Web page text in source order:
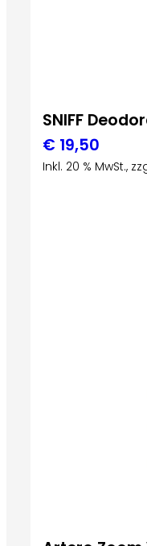
SNIFF
€ 19,50
Inkl. 20 % MwSt.,